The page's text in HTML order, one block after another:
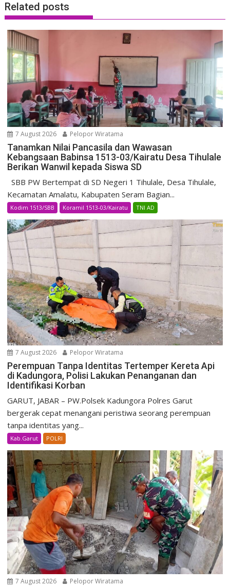
Related posts
7 August 2026 Pelopor Wiratama
Tanamkan Nilai Pancasila dan Wawasan
Kebangsaan Babinsa 1513-03/Kairatu Desa Tihulale
Berikan Wanwil kepada Siswa SD
SBB PW Bertempat di SD Negeri 1 Tihulale, Desa Tihulale,
Kecamatan Amalatu, Kabupaten Seram Bagian...
Kodim 1513/SBB Koramil 1513-03/Kairatu TNI AD
7 August 2026 Pelopor Wiratama
Perempuan Tanpa Identitas Tertemper Kereta Api
di Kadungora, Polisi Lakukan Penanganan dan
Identifikasi Korban
GARUT, JABAR – PW.Polsek Kadungora Polres Garut
bergerak cepat menangani peristiwa seorang perempuan
tanpa identitas yang...
Kab.Garut POLRI
7 August 2026 Pelopor Wiratama